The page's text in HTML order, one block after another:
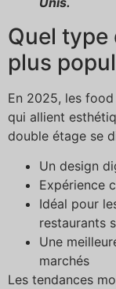
Quel
plus
En 2025, les
qui allient
double étage se
Un design
Expérience
Idéal pour
restaurants
Une
marchés
Les tendances